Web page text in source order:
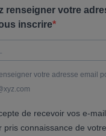
renseigner votre
inscrire
votre adresse email
de recevoir vos e-
pris connaissance de